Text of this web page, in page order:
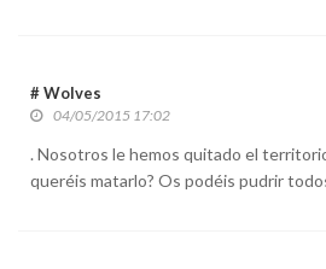
# Wolves
04/05/2015 17:02
. Nosotros le hemos quitado el
queréis matarlo? Os podéis pudrir